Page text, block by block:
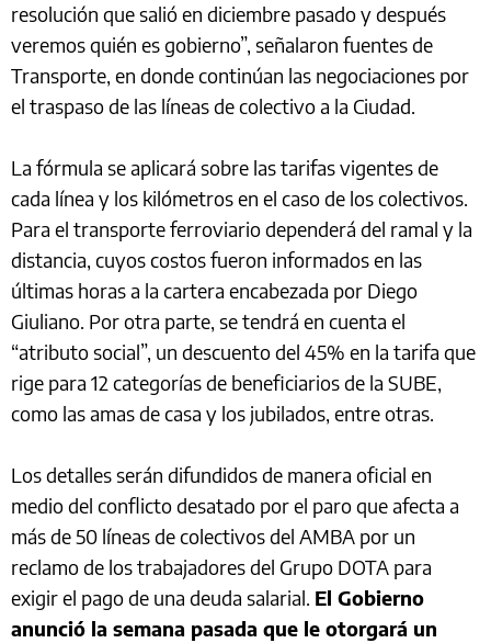
resolución que salió en diciembre pasado y después
veremos quién es gobierno”, señalaron fuentes de
Transporte, en donde continúan las negociaciones por
el traspaso de las líneas de colectivo a la Ciudad.
La fórmula se aplicará sobre las tarifas vigentes de
cada línea y los kilómetros en el caso de los colectivos.
Para el transporte ferroviario dependerá del ramal y la
distancia, cuyos costos fueron informados en las
últimas horas a la cartera encabezada por Diego
Giuliano. Por otra parte, se tendrá en cuenta el
“atributo social”, un descuento del 45% en la tarifa que
rige para 12 categorías de beneficiarios de la SUBE,
como las amas de casa y los jubilados, entre otras.
Los detalles serán difundidos de manera oficial en
medio del conflicto desatado por el paro que afecta a
más de 50 líneas de colectivos del AMBA por un
reclamo de los trabajadores del Grupo DOTA para
exigir el pago de una deuda salarial. El Gobierno
anunció la semana pasada que le otorgará un